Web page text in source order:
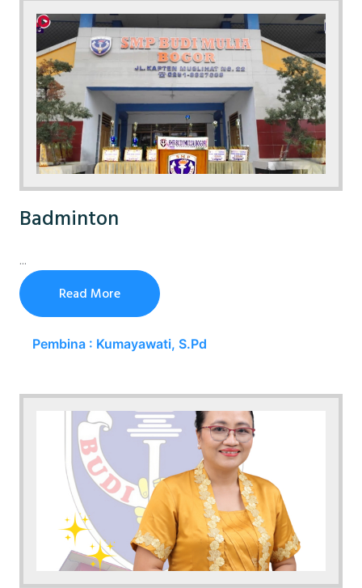
Badminton
...
Read More
Pembina : Kumayawati, S.Pd